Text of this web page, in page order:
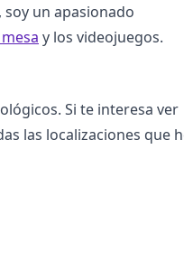
un apasionado
y los videojuegos.
Si te interesa ver
las localizaciones que